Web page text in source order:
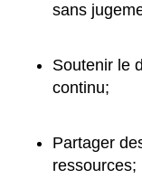
sans
Soutenir le
continu;
Partager
ressources;